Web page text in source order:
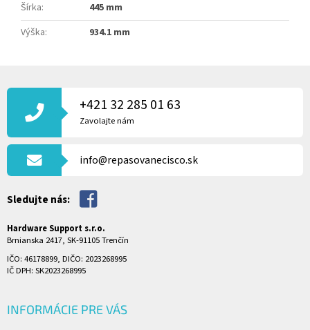
Šírka:
445 mm
Výška: 934.1 mm
Á
T
+421 32 285 01 63
Zavolajte nám
info@repasovanecisco.sk
Sledujte nás:
Hardware Support s.r.o.
Brnianska 2417, SK-91105 Trenčín
IČO: 46178899, DIČO: 2023268995
IČ DPH: SK2023268995
INFORMÁCIE PRE VÁS